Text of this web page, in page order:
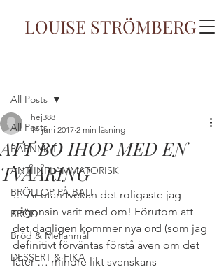
LOUISE STRÖMBERG
All Posts
BARNMAT
ANTIINFLAMMATORISK
BRÖLLOP PÅ BALI
BRÖD
Bröd & Mellanmål
DESSERT & FIKA
All Posts
ATT BO IHOP MED EN
TVÅÅRING
hej388
14 juni 2017 2 min läsning
… Är utan tvekan det roligaste jag
någonsin varit med om! Förutom att
det dagligen kommer nya ord (som jag
definitivt förväntas förstå även om det
låter … mindre likt svenskans